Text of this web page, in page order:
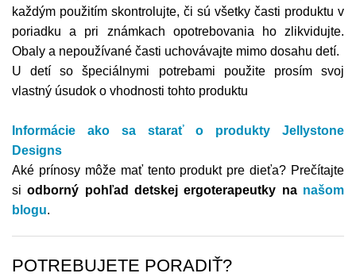
každým použitím skontrolujte, či sú všetky časti produktu v
poriadku a pri známkach opotrebovania ho zlikvidujte.
Obaly a nepoužívané časti uchovávajte mimo dosahu detí.
U detí so špeciálnymi potrebami použite prosím svoj
vlastný úsudok o vhodnosti tohto produktu
Informácie ako sa starať o produkty Jellystone
Designs
Aké prínosy môže mať tento produkt pre dieťa? Prečítajte
siodborný pohľad detskej ergoterapeutky na našom
blogu.
POTREBUJETE PORADIŤ?